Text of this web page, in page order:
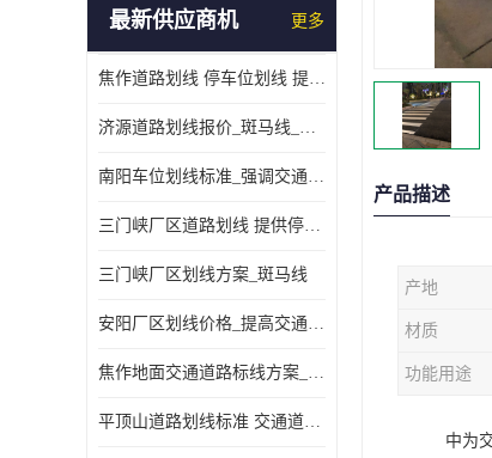
最新供应商机 更多
焦作道路划线 停车位划线 提供交通分流
济源道路划线报价_斑马线_提供紧急停车带
南阳车位划线标准_强调交通规则
三门峡厂区道路划线 提供停车指引
三门峡厂区划线方案_斑马线
安阳厂区划线价格_提高交通安全
焦作地面交通道路标线方案_强调交通规则
平顶山道路划线标准 交通道路标线 提供可变车道指示
产品描述
产地
材质
功能用途
中为